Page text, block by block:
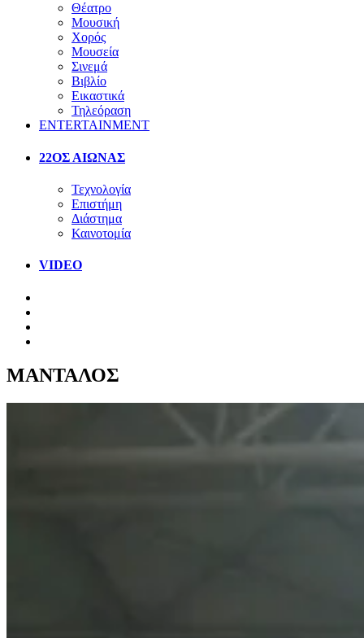
Θέατρο
Μουσική
Χορός
Μουσεία
Σινεμά
Βιβλίο
Εικαστικά
Τηλεόραση
ENTERTAINMENT
22ΟΣ ΑΙΩΝΑΣ
Τεχνολογία
Επιστήμη
Διάστημα
Καινοτομία
VIDEO
ΜΑΝΤΑΛΟΣ